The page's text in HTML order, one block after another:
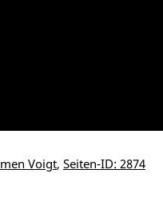
Voigt, Seiten-ID: 2874